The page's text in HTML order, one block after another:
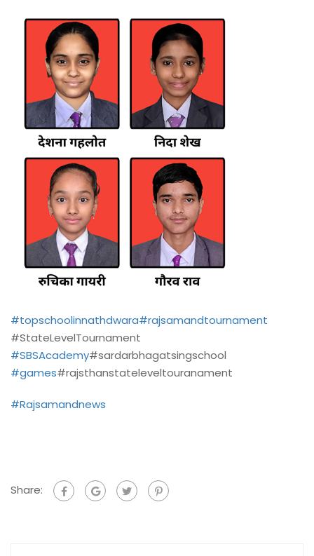
#topschoolinnathdwara#rajsamandtournament
#StateLevelTournament
#SBSAcademy#sardarbhagatsingschool
#games#rajsthanstateleveltouranament
#Rajsamandnews
Share: